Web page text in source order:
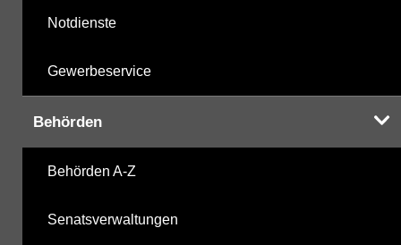
Notdienste
Gewerbeservice
Behörden
Behörden A-Z
Senatsverwaltungen